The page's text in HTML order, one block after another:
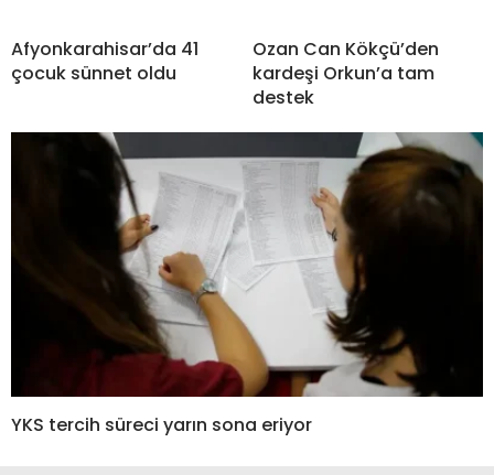
Afyonkarahisar’da 41
çocuk sünnet oldu
Ozan Can Kökçü’den
kardeşi Orkun’a tam
destek
YKS tercih süreci yarın sona eriyor